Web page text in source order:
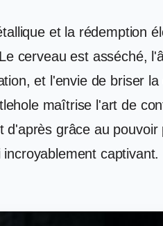
et la rédemption
cerveau est asséché,
et l'envie de briser
maîtrise l'art de
grâce au
captivant.